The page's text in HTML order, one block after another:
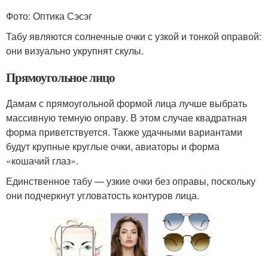
Фото: Оптика Сэсэг
Табу являются солнечные очки с узкой и тонкой оправой:
они визуально укрупнят скулы.
Прямоугольное лицо
Дамам с прямоугольной формой лица лучше выбрать
массивную темную оправу. В этом случае квадратная
форма приветствуется. Также удачными вариантами
будут крупные круглые очки, авиаторы и форма
«кошачий глаз».
Единственное табу — узкие очки без оправы, поскольку
они подчеркнут угловатость контуров лица.